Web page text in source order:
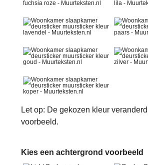
Let op: De gekozen kleur
voorbeeld.
Kies een achtergrond voorbeeld